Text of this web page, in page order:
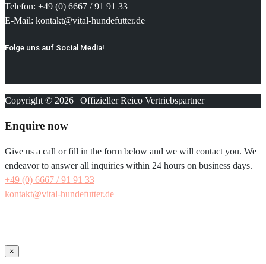
Telefon: +49 (0) 6667 / 91 91 33
E-Mail: kontakt@vital-hundefutter.de
Folge uns auf Social Media!
Copyright © 2026 | Offizieller Reico Vertriebspartner
Enquire now
Give us a call or fill in the form below and we will contact you. We
endeavor to answer all inquiries within 24 hours on business days.
+49 (0) 6667 / 91 91 33
kontakt@vital-hundefutter.de
×